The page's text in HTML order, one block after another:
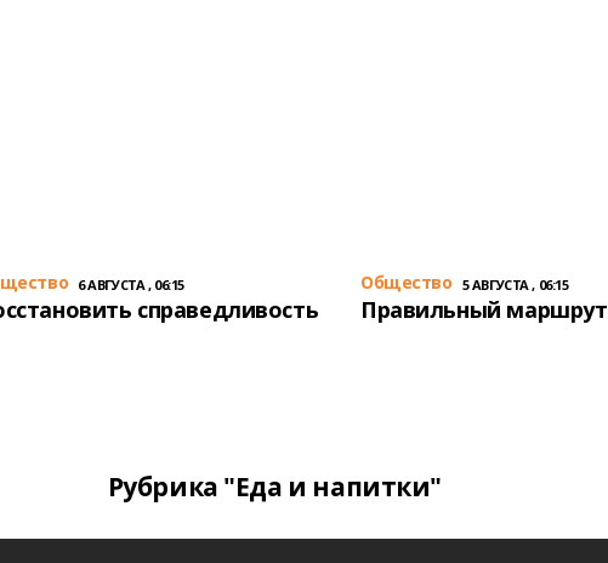
6 АВГУСТА , 06:15
справедливость
Общество 5 АВГУСТА , 06:15
Правильный маршрут
Рубрика "Еда и напитки"